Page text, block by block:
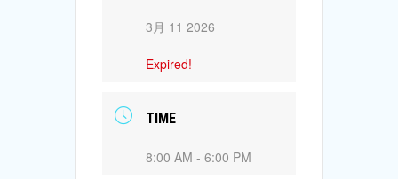
3月 11 2026
Expired!
TIME
8:00 AM - 6:00 PM